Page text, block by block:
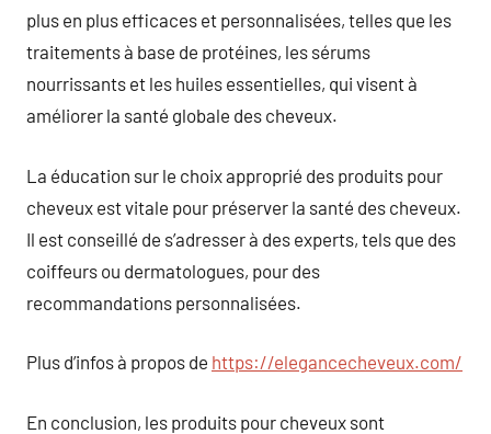
plus en plus efficaces et personnalisées, telles que les
traitements à base de protéines, les sérums
nourrissants et les huiles essentielles, qui visent à
améliorer la santé globale des cheveux.
La éducation sur le choix approprié des produits pour
cheveux est vitale pour préserver la santé des cheveux.
Il est conseillé de s’adresser à des experts, tels que des
coiffeurs ou dermatologues, pour des
recommandations personnalisées.
Plus d’infos à propos de https://elegancecheveux.com/
En conclusion, les produits pour cheveux sont